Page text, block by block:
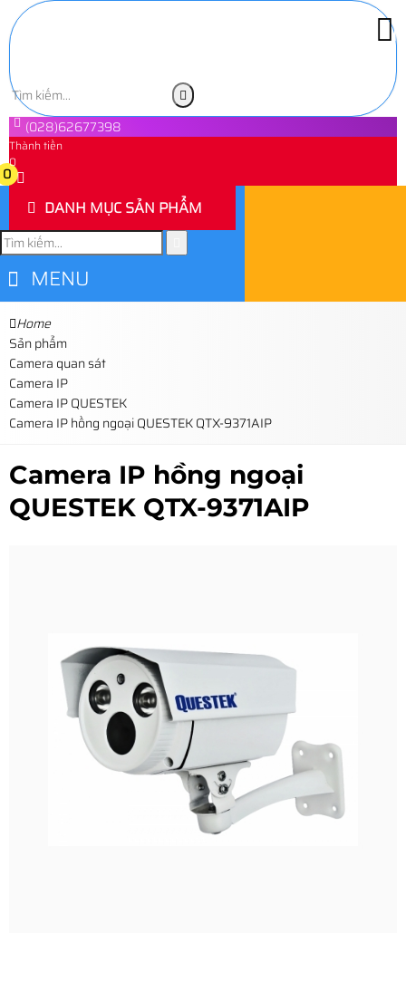
(028)62677398
Thành tiền
0
0
DANH MỤC SẢN PHẨM
MENU
Home
Sản phẩm
Camera quan sát
Camera IP
Camera IP QUESTEK
Camera IP hồng ngoại QUESTEK QTX-9371AIP
Camera IP hồng ngoại
QUESTEK QTX-9371AIP